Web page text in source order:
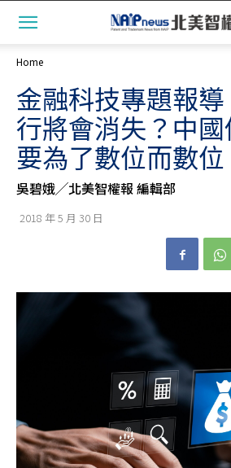
Home
金融科技專題報
行將會消失？中
要為了數位而數位
吳碧娥╱北美智權報 編輯部
2018 年 5 月 30 日